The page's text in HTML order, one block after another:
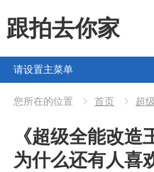
跟拍去你家
请设置主菜单
您所在的位置 首页 超
《超级全能改造
为什么还有人喜